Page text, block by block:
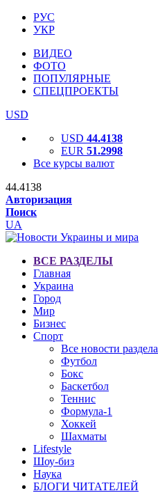
РУС
УКР
ВИДЕО
ФОТО
ПОПУЛЯРНЫЕ
СПЕЦПРОЕКТЫ
USD
USD 44.4138
EUR 51.2998
Все курсы валют
44.4138
Авторизация
Поиск
UA
ВСЕ РАЗДЕЛЫ
Главная
Украина
Город
Мир
Бизнес
Спорт
Все новости раздела
Футбол
Бокс
Баскетбол
Теннис
Формула-1
Хоккей
Шахматы
Lifestyle
Шоу-биз
Наука
БЛОГИ ЧИТАТЕЛЕЙ